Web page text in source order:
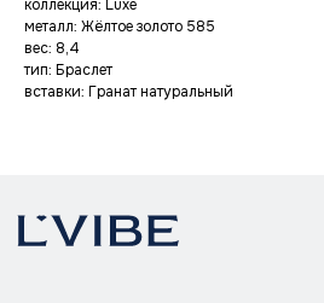
коллекция: Luxe
металл: Жёлтое золото 585
вес: 8,4
тип: Браслет
вставки: Гранат натуральныйУход за украшениями
Lookbook
Смотреть всё
Гарантия